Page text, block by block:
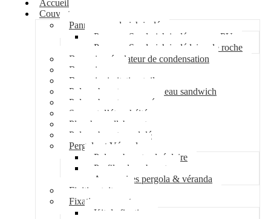
Accueil
Couverture
Panneau sandwich isolé
Panneau Sandwich isolé mousse PU
Panneau Sandwich isolé laine de roche
Bac acier régulateur de condensation
Bac acier sec
Bac acier imitation tuile
Polycarbonate pour panneau sandwich
Polycarbonate nervuré
Support d’étanchéité
Plancher collaborant
Polycarbonate ondulé
Pergola et Véranda
Polycarbonate alvéolaire
Profil polycarbonate
Accessoires pergola & véranda
Finition toiture
Fixation couverture
Kit de fixation